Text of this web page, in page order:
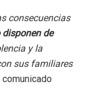
consecuencias
disponen de
y la
sus familiares